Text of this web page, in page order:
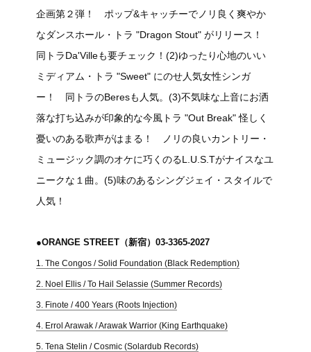
企画第２弾！ ポップ&キャッチーでノリ良く爽やか
なダンスホール・トラ "Dragon Stout" がリリース！
同トラDa'Villeも要チェック！(2)ゆったり心地のいい
ミディアム・トラ "Sweet" にのせ人気女性シンガ
ー！ 同トラのBeresも人気。(3)不気味な上音にお洒
落な打ち込みが印象的な今風トラ "Out Break" 怪しく
憂いのある歌声がはまる！ ノリの良いカントリー・
ミュージック調のオケに巧くのるL.U.S.Tがナイスなユ
ニークな１曲。(5)味のあるシングジェイ・スタイルで
人気！
●ORANGE STREET（新宿）03-3365-2027
1. The Congos / Solid Foundation (Black Redemption)
2. Noel Ellis / To Hail Selassie (Summer Records)
3. Finote / 400 Years (Roots Injection)
4. Errol Arawak / Arawak Warrior (King Earthquake)
5. Tena Stelin / Cosmic (Solardub Records)